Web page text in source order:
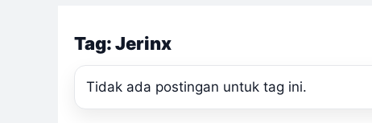
Tag: Jerinx
Tidak ada postingan untuk tag ini.